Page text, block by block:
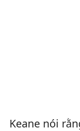
Keane nói